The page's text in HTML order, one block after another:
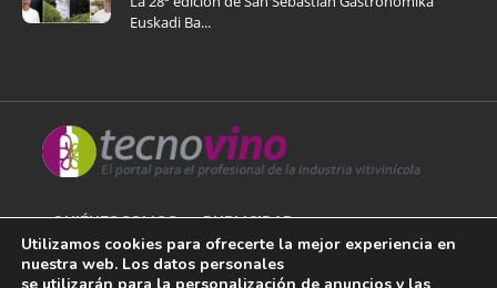
Euskadi Ba...
QUIÉNES SOMOS PUBLICIDAD
AVISO LEGAL
Utilizamos cookies para ofrecerte la mejor experiencia en
nuestra web. Los datos personales